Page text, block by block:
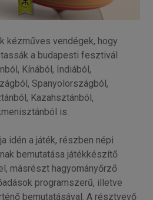
kézműves vendégek, hogy
a budapesti fesztivál
Kínából, Indiából,
Spanyolországból,
Kazahsztánból,
is.
idén a játék, részben népi
bemutatása játékkészítő
másrészt hagyományőrző
programszerű, illetve
bemutatásával. A résztvevő